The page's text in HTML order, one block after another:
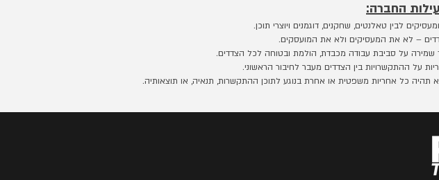
החברה:
לבין טאלנטים, שחקנים, דוגמנים ויוצרי תוכן.
– לא את המעסיקים ולא את המועסקים.
שמירה על סביבת עבודה מכבדת, הולמת ובטוחה לכל הצדדים.
על ההתקשרויות בין הצדדים מעבר לחיבור הראשוני.
כל אחריות משפטית או אחרת בנוגע לתוכן ההתקשרות, תנאיה, או תוצאותיה.